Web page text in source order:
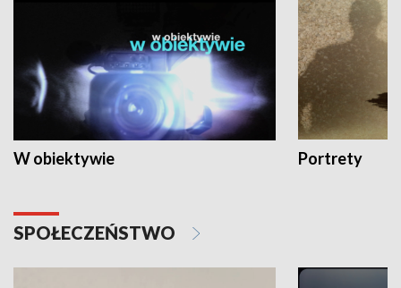
W obiektywie Portrety
SPOŁECZEŃSTWO